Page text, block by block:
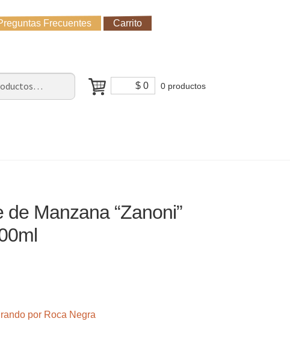
Frecuentes Carrito
Cómo Comprar?
$0 0 productos
de Manzana “Zanoni”
por Roca Negra